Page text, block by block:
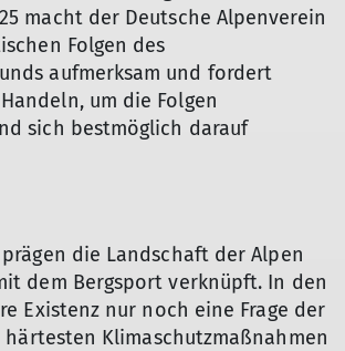
macht der Deutsche Alpenverein
Folgen des
aufmerksam und fordert
um die Folgen
sich bestmöglich darauf
prägen die Landschaft der Alpen
dem Bergsport verknüpft. In den
Existenz nur noch eine Frage der
Klimaschutzmaßnahmen